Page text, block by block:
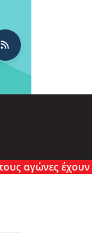
έχουν πλέον